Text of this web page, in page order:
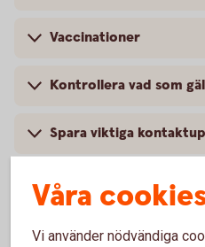
Vaccinationer
Kontrollera vad som
Spara viktiga
Avbeställning av din resa
Våra
Vi använder nödvändiga